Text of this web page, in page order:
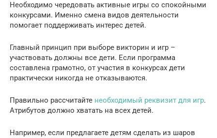
Необходимо чередовать активные игры со спокойными
конкурсами. Именно смена видов деятельности
помогает поддерживать интерес детей.
Главный принцип при выборе викторин и игр –
участвовать должны все дети. Если программа
составлена грамотно, от участия в конкурсах дети
практически никогда не отказываются.
Правильно рассчитайте необходимый реквизит для игр.
Атрибутов должно хватать на всех детей.
Например, если предлагаете детям сделать из шаров